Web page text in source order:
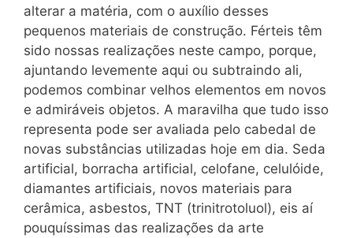
alterar a matéria, com o auxílio desses
pequenos materiais de construção. Férteis têm
sido nossas realizações neste campo, porque,
ajuntando levemente aqui ou subtraindo ali,
podemos combinar velhos elementos em novos
e admiráveis objetos. A maravilha que tudo isso
representa pode ser avaliada pelo cabedal de
novas substâncias utilizadas hoje em dia. Seda
artificial, borracha artificial, celofane, celulóide,
diamantes artificiais, novos materiais para
cerâmica, asbestos, TNT (trinitrotoluol), eis aí
pouquíssimas das realizações da arte